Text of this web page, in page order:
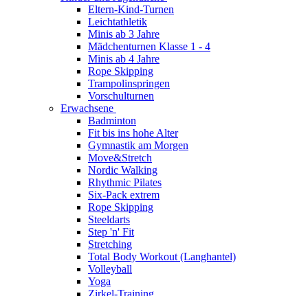
Eltern-Kind-Turnen
Leichtathletik
Minis ab 3 Jahre
Mädchenturnen Klasse 1 - 4
Minis ab 4 Jahre
Rope Skipping
Trampolinspringen
Vorschulturnen
Erwachsene
Badminton
Fit bis ins hohe Alter
Gymnastik am Morgen
Move&Stretch
Nordic Walking
Rhythmic Pilates
Six-Pack extrem
Rope Skipping
Steeldarts
Step 'n' Fit
Stretching
Total Body Workout (Langhantel)
Volleyball
Yoga
Zirkel-Training